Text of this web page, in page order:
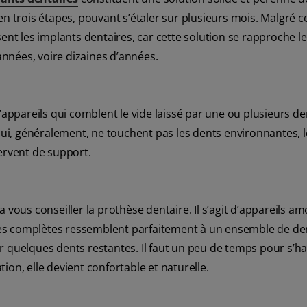
trois étapes, pouvant s’étaler sur plusieurs mois. Malgré
les implants dentaires, car cette solution se rapproche
voire dizaines d’années.
qui comblent le vide laissé par une ou plusieurs
généralement, ne touchent pas les dents environnantes,
de support.
conseiller la prothèse dentaire. Il s’agit d’appareils
complètes ressemblent parfaitement à un ensemble de
dents restantes. Il faut un peu de temps pour
elle devient confortable et naturelle.